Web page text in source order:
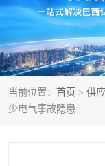
当前位置： 首页 > 供
少电气事故隐患
NR12认证
ART认证
巴西认证